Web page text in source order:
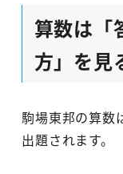
算数は「
方」を見
駒場東邦の算数
出題されます。